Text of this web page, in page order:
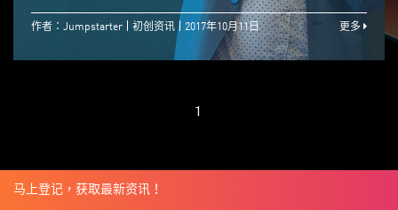
作者：Jumpstarter 初创资讯 2017年10月11日 更多
1
马上登记，获取最新资讯！